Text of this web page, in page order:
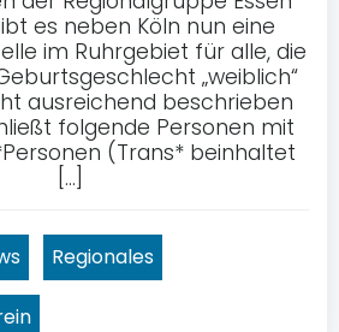
es neben Köln nun eine
im Ruhrgebiet für alle, die
„weiblich“
ausreichend beschrieben
folgende Personen mit
(Trans* beinhaltet
[…]
Regionales